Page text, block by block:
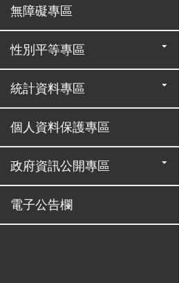
無障礙專區
性別平等專區
統計資料專區
個人資料保護專區
政府資訊公開專區
電子公告欄